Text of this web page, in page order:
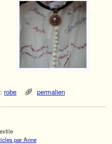
robe permalien
par Anne